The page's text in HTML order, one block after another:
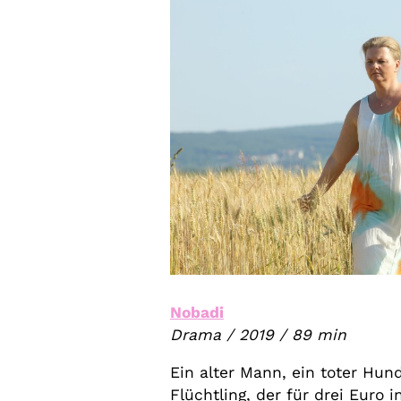
Nobadi
Drama / 2019 / 89 min
Ein alter Mann, ein toter
Flüchtling, der für drei Euro